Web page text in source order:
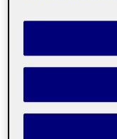
estado de ánimo de